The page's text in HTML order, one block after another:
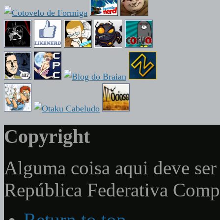
Copyright
Alguma coisa aqui deve
República Federativa